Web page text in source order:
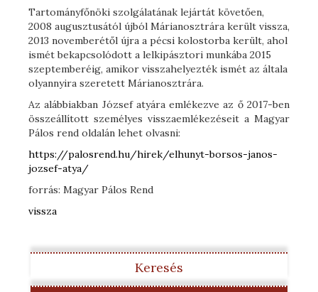
Tartományfőnöki szolgálatának lejártát követően,
2008 augusztusától újból Márianosztrára került vissza,
2013 novemberétől újra a pécsi kolostorba került, ahol
ismét bekapcsolódott a lelkipásztori munkába 2015
szeptemberéig, amikor visszahelyezték ismét az általa
olyannyira szeretett Márianosztrára.
Az alábbiakban József atyára emlékezve az ő 2017-ben
összeállított személyes visszaemlékezéseit a Magyar
Pálos rend oldalán lehet olvasni:
https://palosrend.hu/hirek/elhunyt-borsos-janos-
jozsef-atya/
forrás: Magyar Pálos Rend
vissza
Keresés